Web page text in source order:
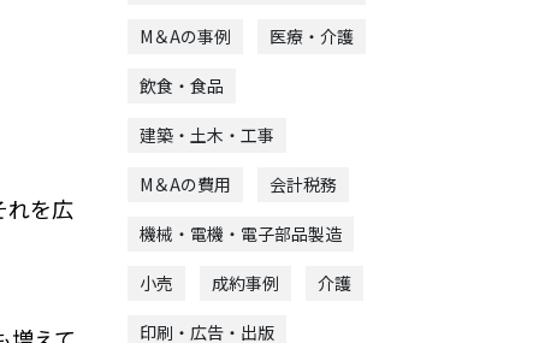
れを広
M＆Aの事例 医療・介護
飲食・食品
建築・土木・工事
M＆Aの費用 会計税務
機械・電機・電子部品製造
小売 成約事例 介護
印刷・広告・出版